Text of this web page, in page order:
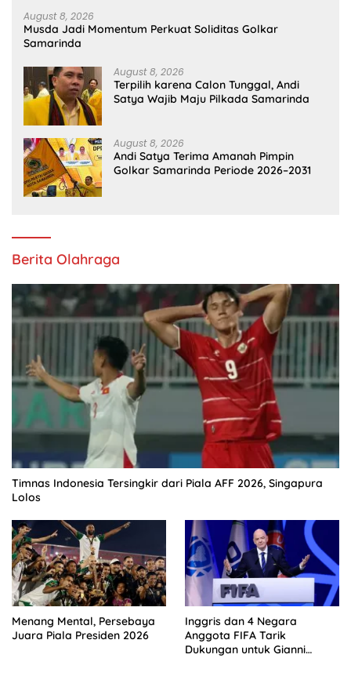
August 8, 2026
Musda Jadi Momentum Perkuat Soliditas Golkar
Samarinda
August 8, 2026
Terpilih karena Calon Tunggal, Andi
Satya Wajib Maju Pilkada Samarinda
August 8, 2026
Andi Satya Terima Amanah Pimpin
Golkar Samarinda Periode 2026–2031
Berita Olahraga
Timnas Indonesia Tersingkir dari Piala AFF 2026, Singapura
Lolos
Menang Mental, Persebaya
Juara Piala Presiden 2026
Inggris dan 4 Negara
Anggota FIFA Tarik
Dukungan untuk Gianni